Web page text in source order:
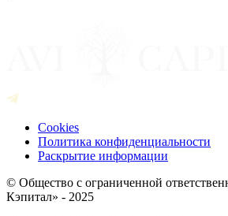
Cookies
Политика конфиденциальности
Раскрытие информации
© Общество с ограниченной
Кэпитал» - 2025